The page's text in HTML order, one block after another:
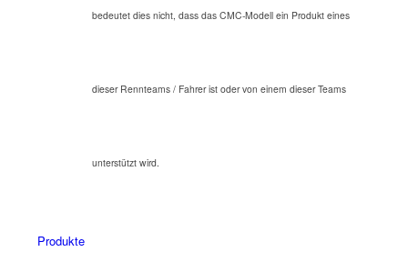
bedeutet dies nicht, dass das CMC-Modell ein Produkt eines
dieser Rennteams / Fahrer ist oder von einem dieser Teams
unterstützt wird.
Produkte